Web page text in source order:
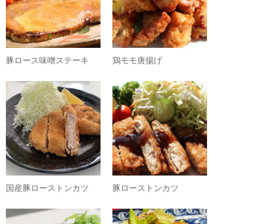
豚ロース味噌ステーキ 鶏モモ唐揚げ
国産豚ローストンカツ 豚ローストンカツ